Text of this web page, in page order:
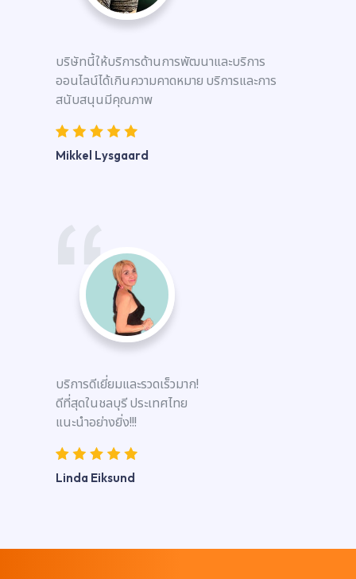
บริษัทนี้ให้บริการด้านการพัฒนาและบริการ
ออนไลน์ได้เกินความคาดหมาย บริการและการ
สนับสนุนมีคุณภาพ
Mikkel Lysgaard
บริการดีเยี่ยมและรวดเร็วมาก!
ดีที่สุดในชลบุรี ประเทศไทย
แนะนำอย่างยิ่ง!!!
Linda Eiksund